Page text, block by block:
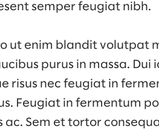
semper feugiat nibh.
ut enim blandit volutpat
purus in massa. Dui
risus nec feugiat in
Feugiat in fermentum
ac. Sem et tortor